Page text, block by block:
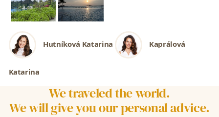
Hutníková Katarina Kaprálová
Katarina
We traveled the world.
We will give you our personal advice.